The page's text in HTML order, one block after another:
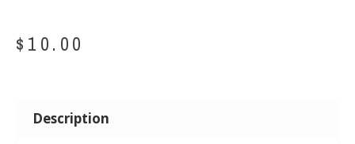
$ 10.00
Description